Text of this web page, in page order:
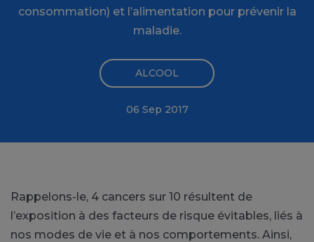
consommation) et l’alimentation pour prévenir la
maladie.
ALCOOL
06 Sep 2017
Rappelons-le, 4 cancers sur 10 résultent de
l’exposition à des facteurs de risque évitables, liés à
nos modes de vie et à nos comportements. Ainsi,